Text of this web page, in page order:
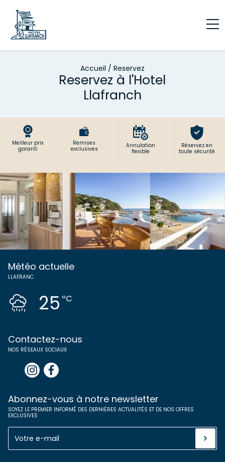
Accueil / Reservez
Reservez à l'Hotel
Llafranch
Meilleur prix
garanti
Remises
exclusives
Annulation
flexible
Réservez en
toute sécurité
Météo actuelle
LLAFRANC
25ºC
Contactez-nous
NOS RÉSEAUX SOCIAUX
Abonnez-vous à notre newsletter
SOYEZ LE PREMIER INFORMÉ DES DERNIÈRES ACTUALITÉS ET DE NOS OFFRES
EXCLUSIVES